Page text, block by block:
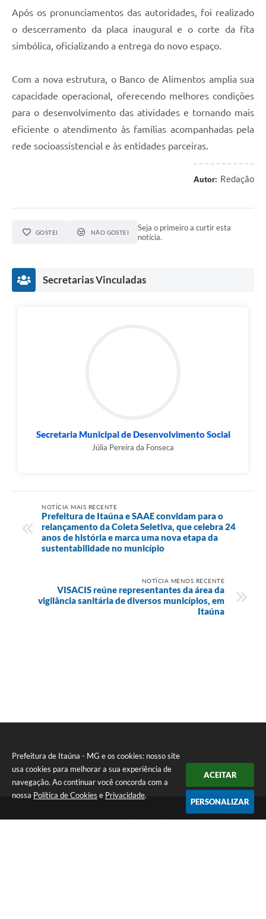
Prefeitura de Itaúna - MG e os cookies: nosso site
usa cookies para melhorar a sua experiência de
navegação. Ao continuar você concorda com a
nossa Política de Cookies e Privacidade.
ACEITAR
PERSONALIZAR
Após os pronunciamentos das autoridades, foi realizado
o descerramento da placa inaugural e o corte da fita
simbólica, oficializando a entrega do novo espaço.
Com a nova estrutura, o Banco de Alimentos amplia sua
capacidade operacional, oferecendo melhores condições
para o desenvolvimento das atividades e tornando mais
eficiente o atendimento às famílias acompanhadas pela
rede socioassistencial e às entidades parceiras.
Autor: Redação
GOSTEI NÃO GOSTEI
Seja o primeiro a curtir esta
notícia.
Secretarias Vinculadas
Secretaria Municipal de Desenvolvimento Social
Júlia Pereira da Fonseca
NOTÍCIA MAIS RECENTE
Prefeitura de Itaúna e SAAE convidam para o
relançamento da Coleta Seletiva, que celebra 24
anos de história e marca uma nova etapa da
sustentabilidade no município
NOTÍCIA MENOS RECENTE
VISACIS reúne representantes da área da
vigilância sanitária de diversos municípios, em
Itaúna
Telefone: (37) 3249-9500